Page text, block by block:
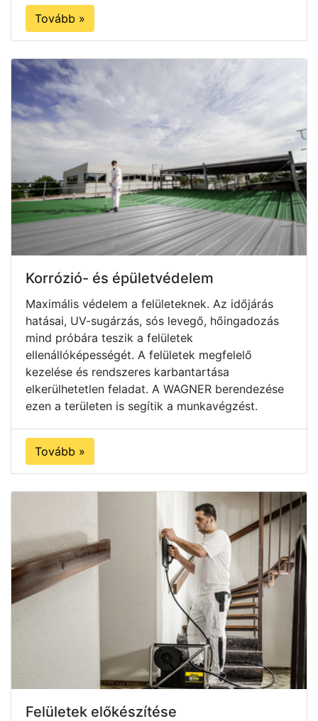
Tovább »
Korrózió- és épületvédelem
Maximális védelem a felületeknek. Az időjárás
hatásai, UV-sugárzás, sós levegő, hőingadozás
mind próbára teszik a felületek
ellenállóképességét. A felületek megfelelő
kezelése és rendszeres karbantartása
elkerülhetetlen feladat. A WAGNER berendezése
ezen a területen is segítik a munkavégzést.
Tovább »
Felületek előkészítése